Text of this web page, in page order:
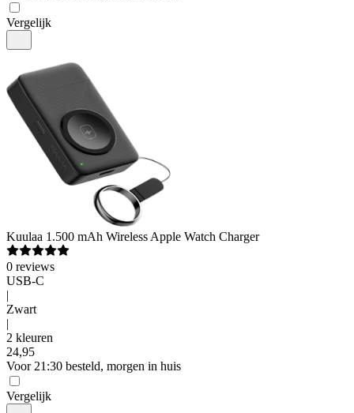
Vergelijk
Kuulaa 1.500 mAh Wireless Apple Watch Charger
0 reviews
USB-C
|
Zwart
|
2 kleuren
24,95
Voor 21:30 besteld, morgen in huis
Vergelijk